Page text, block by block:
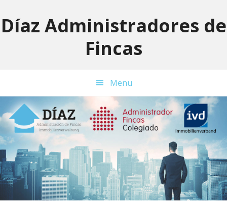
to
primary
to
main
Díaz Administradores de
Fincas
Menu
Main
Content